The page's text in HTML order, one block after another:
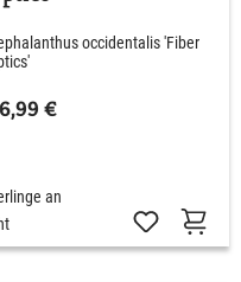
occidentalis 'Fiber
€
an